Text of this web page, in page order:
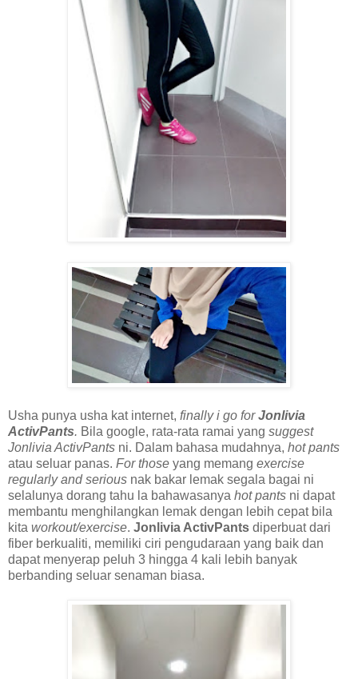
Usha punya usha kat internet, finally i go forJonlivia
ActivPants. Bila google, rata-rata ramai yang suggest
Jonlivia ActivPants ni. Dalam bahasa mudahnya, hot pants
atau seluar panas. For those yang memang exercise
regularly and serious nak bakar lemak segala bagai ni
selalunya dorang tahu la bahawasanya hot pants ni dapat
membantu menghilangkan lemak dengan lebih cepat bila
kita workout/exercise. Jonlivia ActivPants diperbuat dari
fiber berkualiti, memiliki ciri pengudaraan yang baik dan
dapat menyerap peluh 3 hingga 4 kali lebih banyak
berbanding seluar senaman biasa.